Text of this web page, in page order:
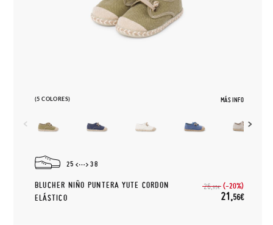
(5 COLORES) MÁS INFO
25 38
BLUCHER NIÑO PUNTERA YUTE CORDON
ELÁSTICO
26,95€ (-20%)
21,56€